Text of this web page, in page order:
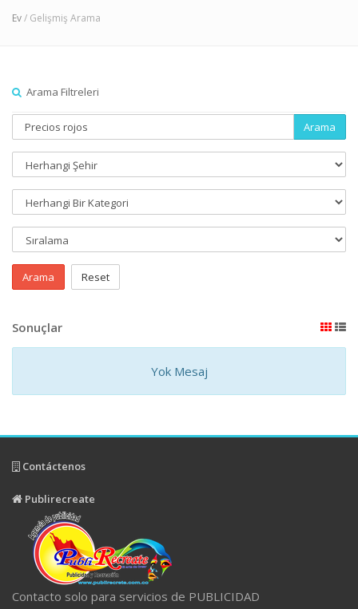
Ev/ Gelişmiş Arama
Arama Filtreleri
Arama
Arama Reset
Sonuçlar
Yok Mesaj
Contáctenos
Publirecreate
Contacto solo para servicios de PUBLICIDAD